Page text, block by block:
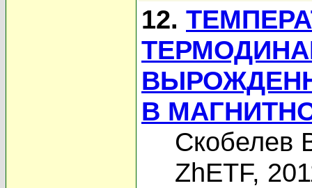
12.
В
Скобелев
ZhETF,